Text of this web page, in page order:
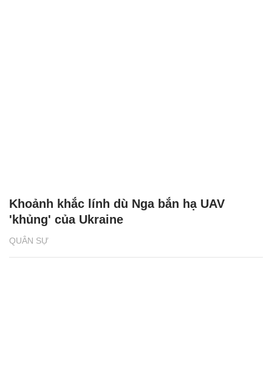
QUÂN SỰ
Khoảnh khắc lính dù Nga bắn hạ UAV
'khủng' của Ukraine